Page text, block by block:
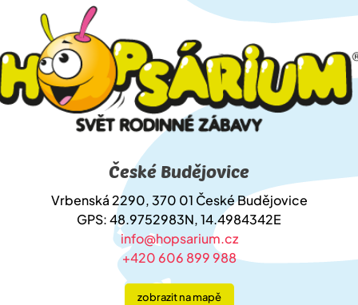
České Budějovice
Vrbenská 2290, 370 01 České Budějovice
GPS: 48.9752983N, 14.4984342E
info@hopsarium.cz
+420 606 899 988
zobrazit na mapě